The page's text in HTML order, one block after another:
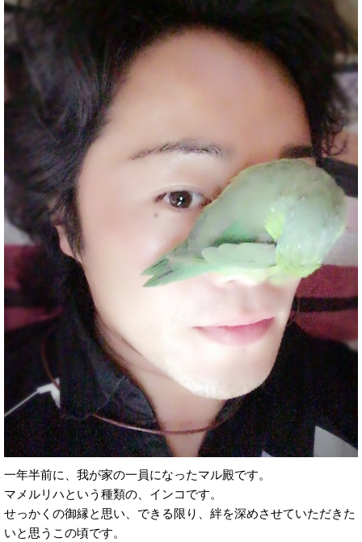
一年半前に、我が家の一員になったマル殿です。
マメルリハという種類の、インコです。
せっかくの御縁と思い、できる限り、絆を深めさせていただきた
いと思うこの頃です。